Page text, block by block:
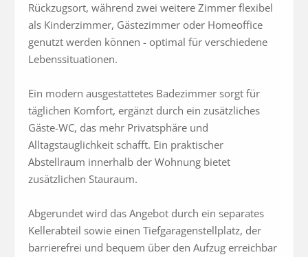
Rückzugsort, während zwei weitere Zimmer flexibel
als Kinderzimmer, Gästezimmer oder Homeoffice
genutzt werden können - optimal für verschiedene
Lebenssituationen.
Ein modern ausgestattetes Badezimmer sorgt für
täglichen Komfort, ergänzt durch ein zusätzliches
Gäste-WC, das mehr Privatsphäre und
Alltagstauglichkeit schafft. Ein praktischer
Abstellraum innerhalb der Wohnung bietet
zusätzlichen Stauraum.
Abgerundet wird das Angebot durch ein separates
Kellerabteil sowie einen Tiefgaragenstellplatz, der
barrierefrei und bequem über den Aufzug erreichbar